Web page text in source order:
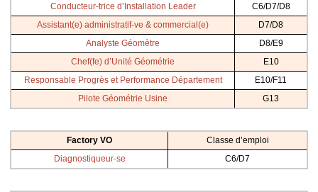
Conducteur-trice d’Installation Leader
C6/D7/D8
Assistant(e) administratif-ve & commercial(e)
D7/D8
Analyste Géomètre
D8/E9
Chef(fe) d’Unité Géométrie
E10
Responsable Progrès et Performance Département
E10/F11
Pilote Géométrie Usine
G13
Factory VO
Classe d’emploi
Diagnostiqueur-se
C6/D7